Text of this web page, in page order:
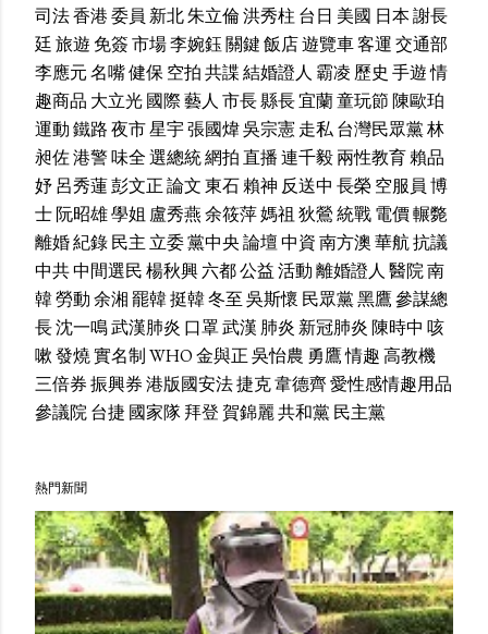
司法香港委員 新北朱立倫洪秀柱 台日 美國 日本謝長
廷旅遊 免簽市場李婉鈺關鍵飯店遊覽車客運交通部
李應元名嘴健保空拍共諜結婚證人 霸凌 歷史 手遊情
趣商品 大立光國際藝人 市長縣長宜蘭童玩節陳歐珀
運動鐵路夜市星宇張國煒吳宗憲走私台灣民眾黨林
昶佐港警味全選總統網拍直播連千毅兩性教育賴品
妤呂秀蓮彭文正論文東石賴神 反送中 長榮空服員 博
士阮昭雄學姐 盧秀燕余筱萍媽祖 狄鶯統戰電價輾斃
離婚紀錄民主 立委黨中央論壇中資南方澳華航抗議
中共中間選民楊秋興六都公益活動離婚證人 醫院南
韓勞動余湘罷韓挺韓冬至吳斯懷 民眾黨黑鷹參謀總
長沈一鳴武漢肺炎 口罩武漢 肺炎 新冠肺炎陳時中 咳
嗽發燒實名制WHO金與正吳怡農 勇鷹情趣高教機
三倍券振興券港版國安法捷克韋德齊愛性感情趣用品
參議院台捷 國家隊拜登賀錦麗共和黨民主黨
熱門新聞